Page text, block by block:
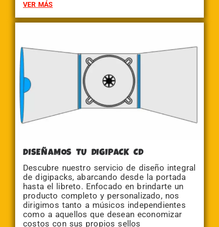
VER MÁS
DISEÑAMOS TU DIGIPACK CD
Descubre nuestro servicio de diseño integral
de digipacks, abarcando desde la portada
hasta el libreto. Enfocado en brindarte un
producto completo y personalizado, nos
dirigimos tanto a músicos independientes
como a aquellos que desean economizar
costos con sus propios sellos